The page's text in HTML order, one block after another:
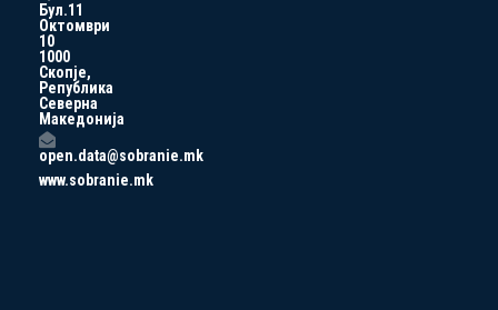
Бул.11
Октомври
10
1000
Скопје,
Република
Северна
Македонија
open.data@sobranie.mk
www.sobranie.mk